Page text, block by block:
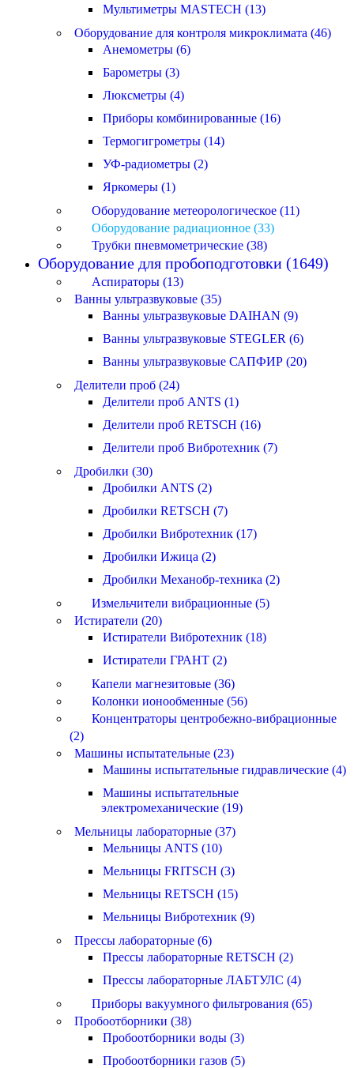
Мультиметры MASTECH (13)
Оборудование для контроля микроклимата (46)
Анемометры (6)
Барометры (3)
Люксметры (4)
Приборы комбинированные (16)
Термогигрометры (14)
УФ-радиометры (2)
Яркомеры (1)
Оборудование метеорологическое (11)
Оборудование радиационное (33)
Трубки пневмометрические (38)
Оборудование для пробоподготовки (1649)
Аспираторы (13)
Ванны ультразвуковые (35)
Ванны ультразвуковые DAIHAN (9)
Ванны ультразвуковые STEGLER (6)
Ванны ультразвуковые САПФИР (20)
Делители проб (24)
Делители проб ANTS (1)
Делители проб RETSCH (16)
Делители проб Вибротехник (7)
Дробилки (30)
Дробилки ANTS (2)
Дробилки RETSCH (7)
Дробилки Вибротехник (17)
Дробилки Ижица (2)
Дробилки Механобр-техника (2)
Измельчители вибрационные (5)
Истиратели (20)
Истиратели Вибротехник (18)
Истиратели ГРАНТ (2)
Капели магнезитовые (36)
Колонки ионообменные (56)
Концентраторы центробежно-вибрационные
(2)
Машины испытательные (23)
Машины испытательные гидравлические (4)
Машины испытательные
электромеханические (19)
Мельницы лабораторные (37)
Мельницы ANTS (10)
Мельницы FRITSCH (3)
Мельницы RETSCH (15)
Мельницы Вибротехник (9)
Прессы лабораторные (6)
Прессы лабораторные RETSCH (2)
Прессы лабораторные ЛАБТУЛС (4)
Приборы вакуумного фильтрования (65)
Пробоотборники (38)
Пробоотборники воды (3)
Пробоотборники газов (5)